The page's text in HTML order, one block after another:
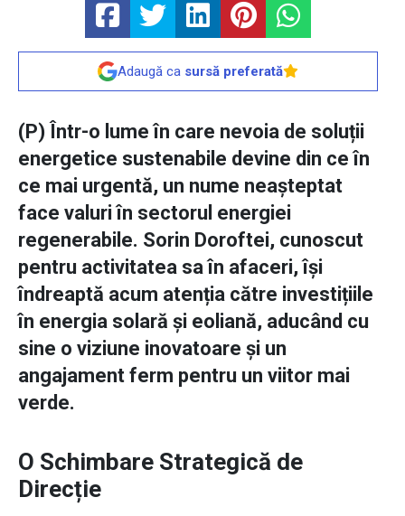
Adaugă ca sursă preferată
(P) Într-o lume în care nevoia de soluții
energetice sustenabile devine din ce în
ce mai urgentă, un nume neașteptat
face valuri în sectorul energiei
regenerabile. Sorin Doroftei, cunoscut
pentru activitatea sa în afaceri, își
îndreaptă acum atenția către investițiile
în energia solară și eoliană, aducând cu
sine o viziune inovatoare și un
angajament ferm pentru un viitor mai
verde.
O Schimbare Strategică de
Direcție